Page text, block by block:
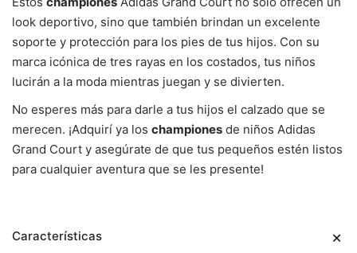
look deportivo, sino que también brindan un excelente
soporte y protección para los pies de tus hijos. Con su
marca icónica de tres rayas en los costados, tus niños
lucirán a la moda mientras juegan y se divierten.
No esperes más para darle a tus hijos el calzado que se
merecen. ¡Adquirí ya los championes de niños Adidas
Grand Court y asegúrate de que tus pequeños estén listos
para cualquier aventura que se les presente!
Características